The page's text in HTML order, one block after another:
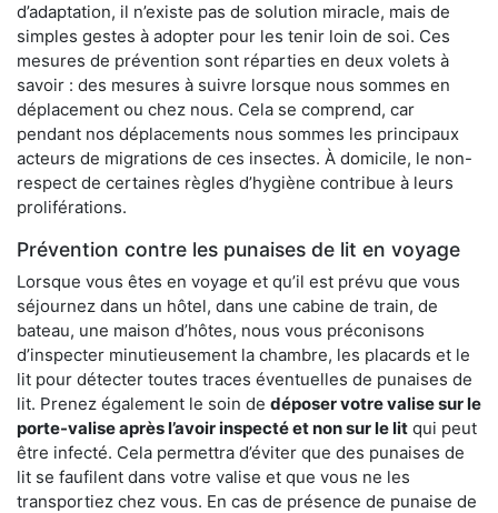
d’adaptation, il n’existe pas de solution miracle, mais de
simples gestes à adopter pour les tenir loin de soi. Ces
mesures de prévention sont réparties en deux volets à
savoir : des mesures à suivre lorsque nous sommes en
déplacement ou chez nous. Cela se comprend, car
pendant nos déplacements nous sommes les principaux
acteurs de migrations de ces insectes. À domicile, le non-
respect de certaines règles d’hygiène contribue à leurs
proliférations.
Prévention contre les punaises de lit en voyage
Lorsque vous êtes en voyage et qu’il est prévu que vous
séjournez dans un hôtel, dans une cabine de train, de
bateau, une maison d’hôtes, nous vous préconisons
d’inspecter minutieusement la chambre, les placards et le
lit pour détecter toutes traces éventuelles de punaises de
lit. Prenez également le soin de déposer votre valise sur le
porte-valise après l’avoir inspecté et non sur le lit qui peut
être infecté. Cela permettra d’éviter que des punaises de
lit se faufilent dans votre valise et que vous ne les
transportiez chez vous. En cas de présence de punaise de